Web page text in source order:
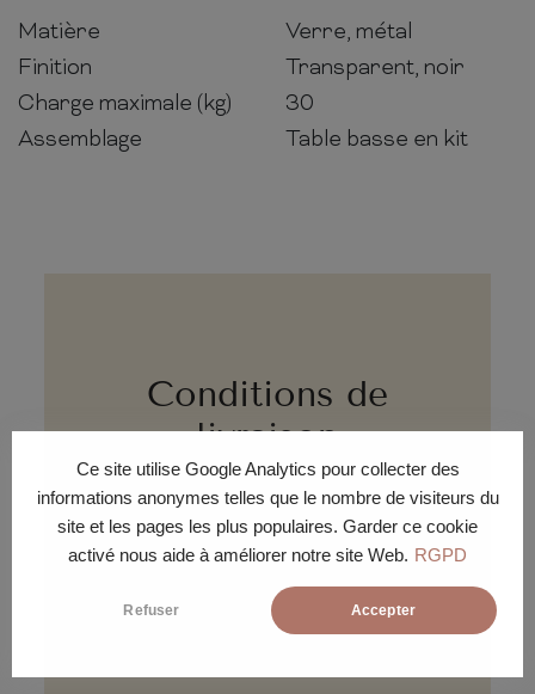
Ce site utilise Google Analytics pour collecter des
informations anonymes telles que le nombre de visiteurs du
site et les pages les plus populaires. Garder ce cookie
activé nous aide à améliorer notre site Web. RGPD
Refuser Accepter
Matière
Verre, métal
Finition
Transparent, noir
Charge maximale (kg)
30
Assemblage
Table basse en kit
Conditions de
livraison